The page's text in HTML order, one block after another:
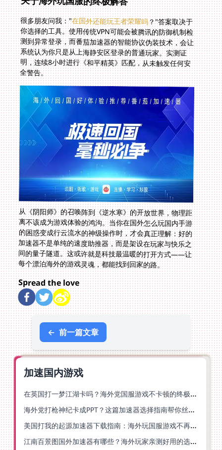
很多朋友问我："在国外还能玩王者荣耀吗？"答案取决于
你选择的工具。使用传统VPN可能会被腾讯的防御机制检
测到异常登录，而番茄加速器的智能协议伪装技术，会让
系统认为你只是从上海静安区登录的普通玩家。实测证
明，连续8小时进行《和平精英》匹配，从未触发任何安
全警告。
从《阴阳师》的召唤阵到《逆水寒》的开放世界，物理距
离不该成为游戏体验的鸿沟。当你在国外怎么玩国内手游
的困惑变成行云流水的神级操作时，才会真正理解：好的
加速器不是单纯的速度助推器，而是架设在玩家与快乐之
间的量子隧道。这或许就是科技最温暖的打开方式——让
每个漂泊海外的游戏灵魂，都能找到回家的路。
Spread the love
← 前一篇文章
加速国内游戏
在英国打一梦江湖卡吗？海外党国服游戏不卡顿的终极解法
海外党打枪神纪卡成PPT？这篇加速器选择指南帮你丝滑上分
美国打我的起源加速器下载指南：海外玩国服游戏不再卡的终极方案
江南百景图国外加速器有哪些？海外玩家亲测好用的选择与避坑指南